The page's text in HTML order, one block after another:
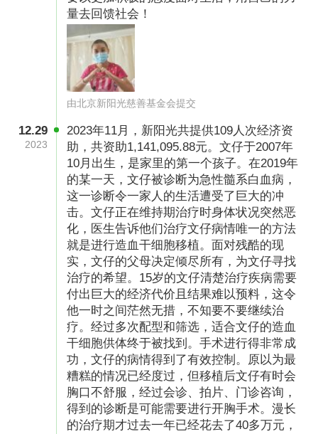
量去回馈社会！
由北京新阳光慈善基金会提交
12.29
2023
2023年11月，新阳光共提供109人次经济资
助，共资助1,141,095.88元。文仔于2007年
10月出生，是家里的第一个孩子。在2019年
的某一天，文仔被诊断为急性髓系白血病，
这一诊断令一家人的生活遭受了巨大的冲
击。文仔正在维持期治疗时身体状况突然恶
化，医生告诉他们治疗文仔病情唯一的方法
就是进行造血干细胞移植。面对残酷的现
实，文仔的父母决定倾尽所有，为文仔寻找
治疗的希望。15岁的文仔清楚治疗疾病需要
付出巨大的经济代价且结果难以预料，这令
他一时之间茫然无措，不知要不要继续治
疗。经过多次配型和筛选，适合文仔的造血
干细胞供体终于被找到。手术进行得非常成
功，文仔的病情得到了有效控制。原以为最
糟糕的情况已经度过，但移植后文仔有时会
胸口不舒服，经过会诊、拍片、门诊咨询，
得到的诊断是可能需要进行开胸手术。漫长
的治疗期才过去一年已经花去了40多万元，